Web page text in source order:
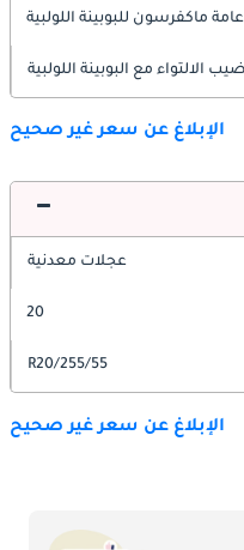
ماكفرسون للبوبينة اللولبية
الالتواء مع البوبينة اللولبية
الإبلاغ عن سعر غير صحيح
عجلات معدنية
20
255/55/R20
الإبلاغ عن سعر غير صحيح